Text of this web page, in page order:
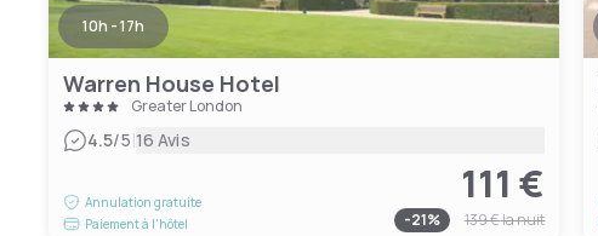
10h - 17h
Warren House Hotel
Greater London
4.5/5|16 Avis
Annulation gratuite
Paiement à l'hôtel
111 €
-21% 139 €la nuit